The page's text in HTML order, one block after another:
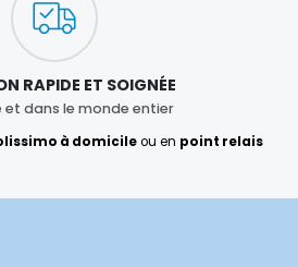
RAPIDE ET SOIGNÉE
et dans le monde entier
à domicileou en point relais